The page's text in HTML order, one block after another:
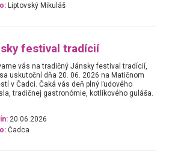
Liptovský Mikuláš
festival tradícií
vás na tradičný Jánsky festival tradícií,
uskutoční dňa 20. 06. 2026 na Matičnom
v Čadci. Čaká vás deň plný ľudového
tradičnej gastronómie, kotlíkového guláša.
20.06.2026
Čadca